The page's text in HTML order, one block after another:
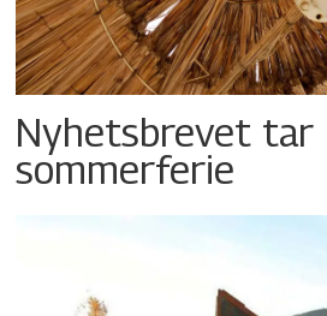
Nyhetsbrevet tar
sommerferie